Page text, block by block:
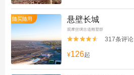
随买随用 悬壁长城
观摩丝绸古道雕塑群

 317条评论
¥126起